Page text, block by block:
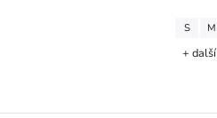
S M
+ další